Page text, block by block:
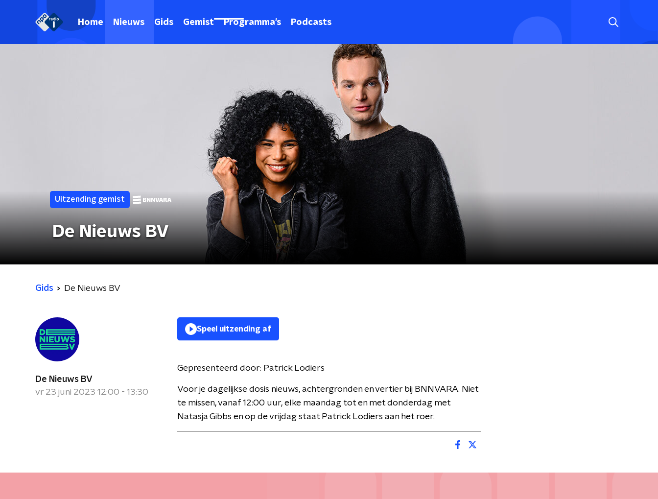
Home Nieuws Gids Gemist Programma's Podcasts
Uitzending gemist
De Nieuws BV
Gids De Nieuws BV
De Nieuws BV
vr 23 juni 2023 12:00 - 13:30
Speel uitzending af
Gepresenteerd door: Patrick Lodiers
Voor je dagelijkse dosis nieuws, achtergronden en vertier bij BNNVARA. Niet
te missen, vanaf 12:00 uur, elke maandag tot en met donderdag met
Natasja Gibbs en op de vrijdag staat Patrick Lodiers aan het roer.